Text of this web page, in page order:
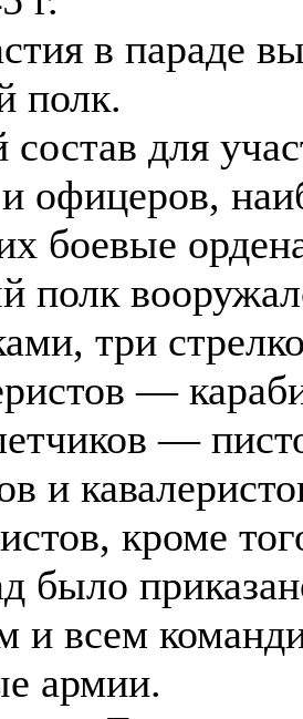
в параде
полк.
для
офицеров,
боевые
полк
три
—
—
и
кроме
было
и всем
армии.